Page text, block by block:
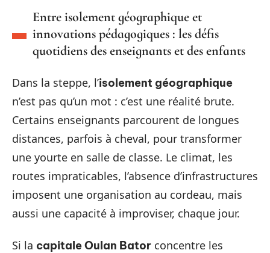
Entre isolement géographique et
innovations pédagogiques : les défis
quotidiens des enseignants et des enfants
Dans la steppe, l’isolement géographique
n’est pas qu’un mot : c’est une réalité brute.
Certains enseignants parcourent de longues
distances, parfois à cheval, pour transformer
une yourte en salle de classe. Le climat, les
routes impraticables, l’absence d’infrastructures
imposent une organisation au cordeau, mais
aussi une capacité à improviser, chaque jour.
Si la capitale Oulan Bator concentre les